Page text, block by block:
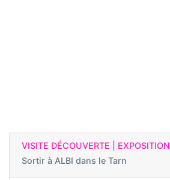
VISITE DÉCOUVERTE | EXPOSITION
Sortir à ALBI dans le Tarn